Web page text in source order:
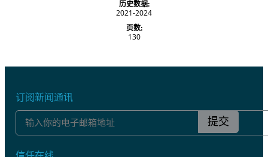
历史数据:
2021-2024
页数:
130
订阅新闻通讯
提交